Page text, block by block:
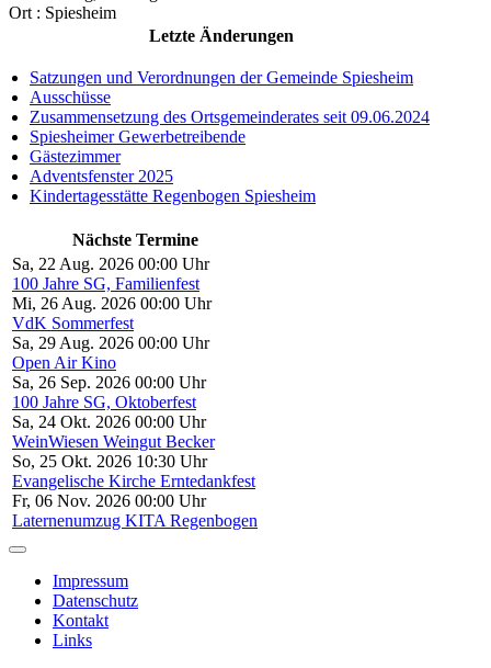
Ort : Spiesheim
Letzte Änderungen
Satzungen und Verordnungen der Gemeinde Spiesheim
Ausschüsse
Zusammensetzung des Ortsgemeinderates seit 09.06.2024
Spiesheimer Gewerbetreibende
Gästezimmer
Adventsfenster 2025
Kindertagesstätte Regenbogen Spiesheim
Nächste Termine
Sa, 22 Aug. 2026 00:00 Uhr
100 Jahre SG, Familienfest
Mi, 26 Aug. 2026 00:00 Uhr
VdK Sommerfest
Sa, 29 Aug. 2026 00:00 Uhr
Open Air Kino
Sa, 26 Sep. 2026 00:00 Uhr
100 Jahre SG, Oktoberfest
Sa, 24 Okt. 2026 00:00 Uhr
WeinWiesen Weingut Becker
So, 25 Okt. 2026 10:30 Uhr
Evangelische Kirche Erntedankfest
Fr, 06 Nov. 2026 00:00 Uhr
Laternenumzug KITA Regenbogen
Impressum
Datenschutz
Kontakt
Links